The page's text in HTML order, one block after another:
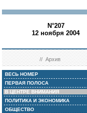
N°207
12 ноября 2004
//Архив
ВЕСЬ НОМЕР
ПЕРВАЯ ПОЛОСА
В ЦЕНТРЕ ВНИМАНИЯ
ПОЛИТИКА И ЭКОНОМИКА
ОБЩЕСТВО